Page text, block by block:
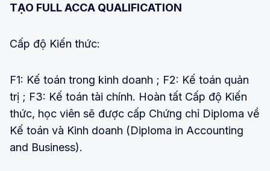
TẠO FULL ACCA QUALIFICATION
Cấp độ Kiến thức:
F1: Kế toán trong kinh doanh ; F2: Kế toán quản
trị ; F3: Kế toán tài chính. Hoàn tất Cấp độ Kiến
thức, học viên sẽ được cấp Chứng chỉ Diploma về
Kế toán và Kinh doanh (Diploma in Accounting
and Business).